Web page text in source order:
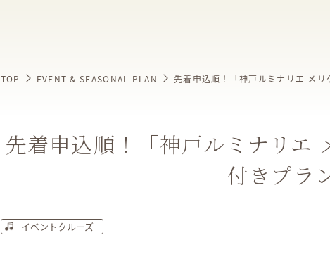
TOP EVENT & SEASONAL PLAN 先着申込順！「神戸ルミナリエ メリ
先着申込順！「神戸ルミナリエ
付きプラ
イベントクルーズ